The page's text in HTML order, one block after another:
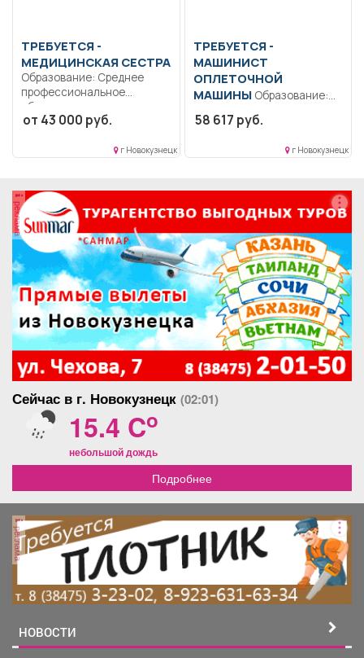
ТРЕБУЕТСЯ -
МЕДИЦИНСКАЯ СЕСТРА
Образование: Среднее
профессиональное
образование..
Осуществляет
от 43 000 руб.
г Новокузнецк
ТРЕБУЕТСЯ -
МАШИНИСТ
ОПЛЕТОЧНОЙ
МАШИНЫОбразование:
профессиональное
производственном цехе;
58 617 руб.
г Новокузнецк
реклама
Сейчас в г. Новокузнецк (02:01)
15.4 Co
небольшой дождь
Подробнее
реклама
НОВОСТИ